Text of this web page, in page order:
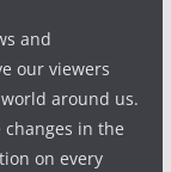
and
our viewers
around us.
in the
on every